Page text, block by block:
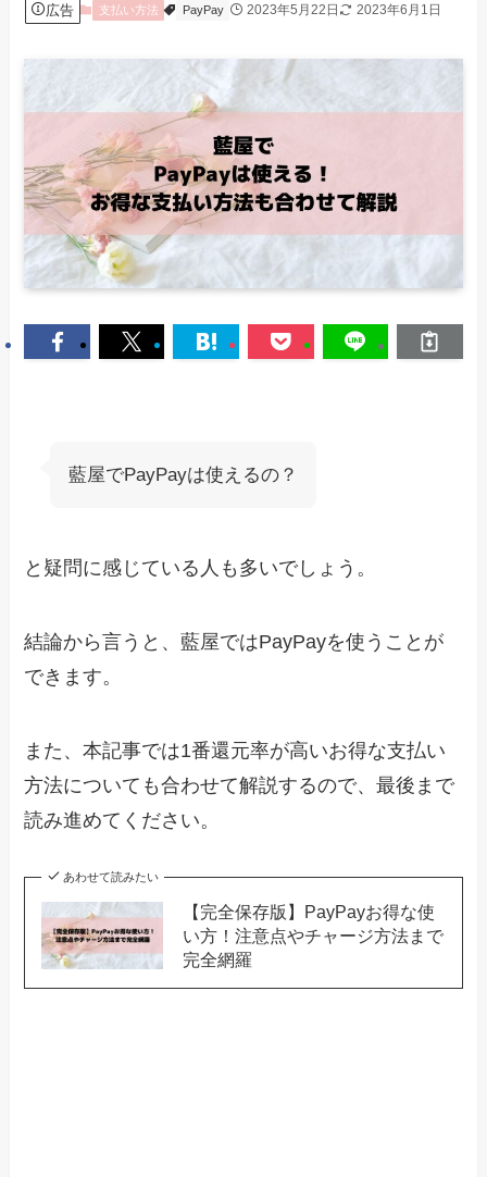
広告 支払い方法 PayPay 2023年5月22日 2023年6月1日
藍屋でPayPayは使えるの？
と疑問に感じている人も多いでしょう。
結論から言うと、藍屋ではPayPayを使うことが
できます。
また、本記事では1番還元率が高いお得な支払い
方法についても合わせて解説するので、最後まで
読み進めてください。
あわせて読みたい
【完全保存版】PayPayお得な使
い方！注意点やチャージ方法まで
完全網羅